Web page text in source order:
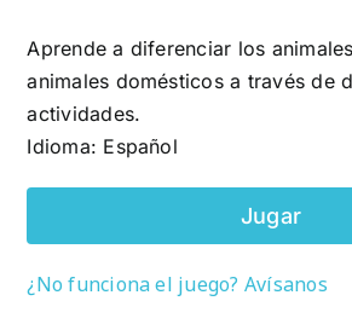
Aprende a diferenciar los
animales domésticos a través de
actividades.
Idioma: Español
Jugar
¿No funciona el juego? Avísanos